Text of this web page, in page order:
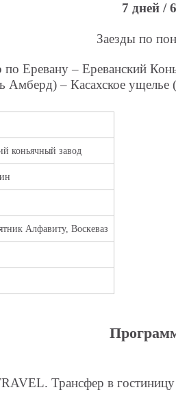
7 дней /
Заезды по
Еревану – Ереванский
Амберд) – Касахское
коньячный завод
Алфавиту, Воскеваз
Трансфер в гостиницу